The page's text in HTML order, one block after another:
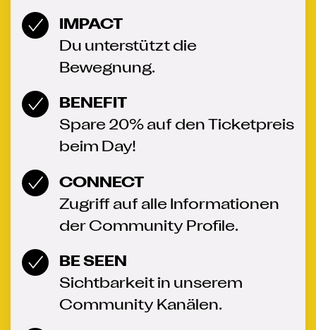
IMPACT
Du unterstützt die
Bewegnung.
BENEFIT
Spare 20% auf den Ticketpreis
beim Day!
CONNECT
Zugriff auf alle Informationen
der Community Profile.
BE SEEN
Sichtbarkeit in unserem
Community Kanälen.